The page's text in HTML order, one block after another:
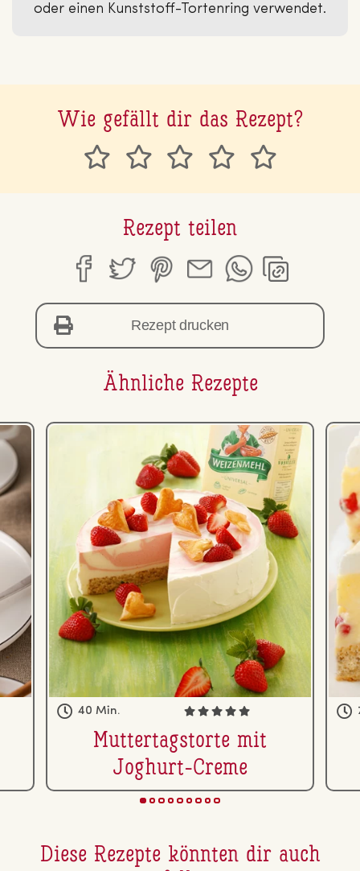
oder einen Kunststoff-Tortenring verwendet.
Wie gefällt dir das Rezept?
Rezept teilen
Rezept drucken
Ähnliche Rezepte
40 Min.
Mut­ter­tags­tor­te mit
Joghurt-Creme
Diese Rezepte könnten dir auch